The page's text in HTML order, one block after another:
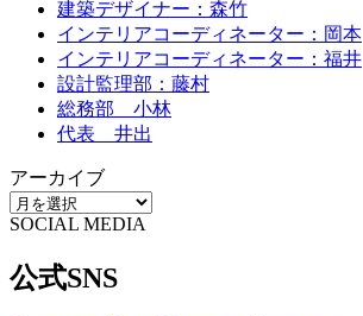
建築デザイナー：森竹
インテリアコーディネーター：岡本
インテリアコーディネーター：福井
設計監理部：藤村
総務部 小林
代表 井出
アーカイブ
SOCIAL MEDIA
公式SNS